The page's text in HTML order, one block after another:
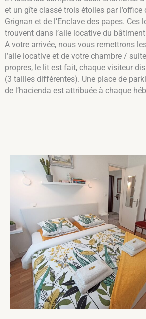
et un gîte classé trois étoiles par l’office
Grignan et de l’Enclave des papes. Ces
trouvent dans l’aile locative du
A votre arrivée, nous vous remettrons
l’aile locative et de votre chambre /
propres, le lit est fait, chaque visiteur
(3 tailles différentes). Une place de
de l’hacienda est attribuée à chaque